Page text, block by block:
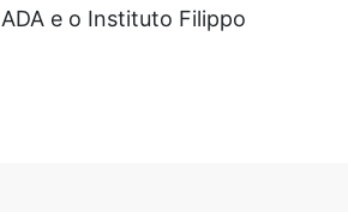
e o Instituto Filippo